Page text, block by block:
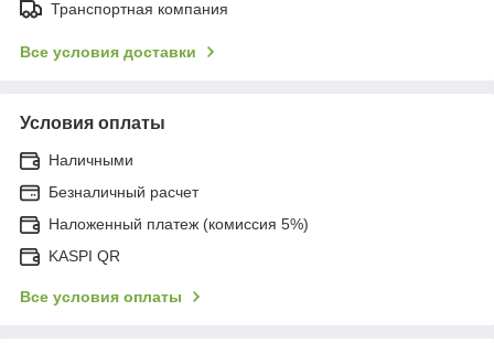
Транспортная компания
Все условия доставки
Условия оплаты
Наличными
Безналичный расчет
Наложенный платеж (комиссия 5%)
KASPI QR
Все условия оплаты